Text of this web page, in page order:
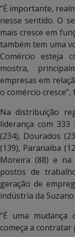
“É importante,
nesse sentido. O
mais cresce em
também tem uma
Comércio esteja
mostra,
empresas em
o comércio cresce”,
Na distribuição
liderança com
(234), Dourados
(139), Paranaíba
Moreira (88) e na
postos de
geração de
indústria da
“É uma
começa a contratar